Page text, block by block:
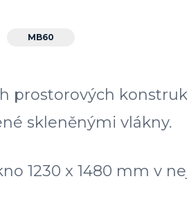
MB60
prostorových
skleněnými vlákny.
1230 x 1480 mm v